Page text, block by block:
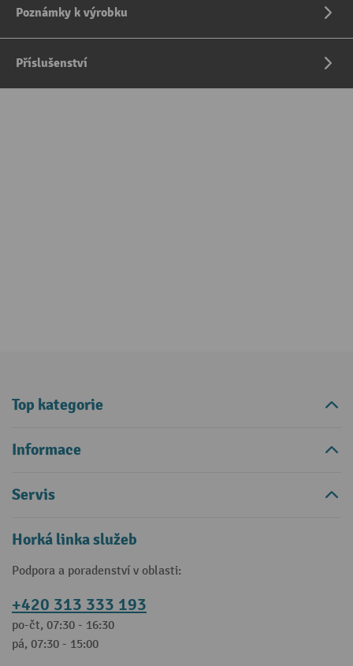
Poznámky k výrobku
Příslušenství
Top kategorie
Informace
Servis
Horká linka služeb
Podpora a poradenství v oblasti:
+420 313 333 193
po-čt, 07:30 - 16:30
pá, 07:30 - 15:00